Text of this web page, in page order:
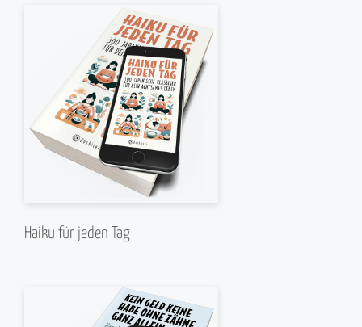
Haiku für jeden Tag